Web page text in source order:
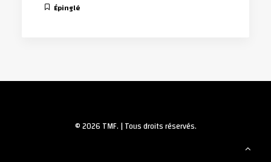
Épinglé
© 2026 TMF. | Tous droits réservés.